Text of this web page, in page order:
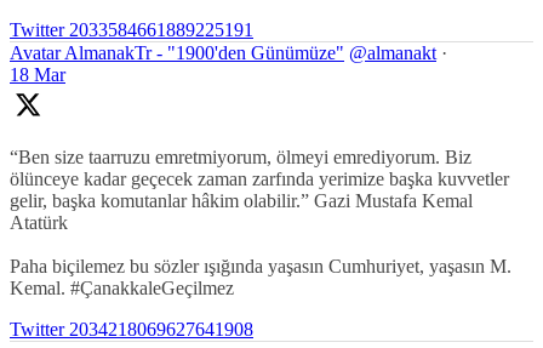
Twitter 2033584661889225191
Avatar AlmanakTr - "1900'den Günümüze" @almanakt ·
18 Mar
“Ben size taarruzu emretmiyorum, ölmeyi emrediyorum. Biz
ölünceye kadar geçecek zaman zarfında yerimize başka kuvvetler
gelir, başka komutanlar hâkim olabilir.” Gazi Mustafa Kemal
Atatürk
Paha biçilemez bu sözler ışığında yaşasın Cumhuriyet, yaşasın M.
Kemal. #ÇanakkaleGeçilmez
Twitter 2034218069627641908